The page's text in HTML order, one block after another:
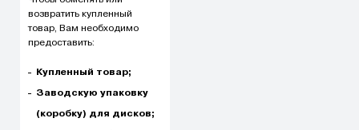
возвратить купленный
товар, Вам необходимо
предоставить:
Купленный товар;
Заводскую упаковку
(коробку) для дисков;